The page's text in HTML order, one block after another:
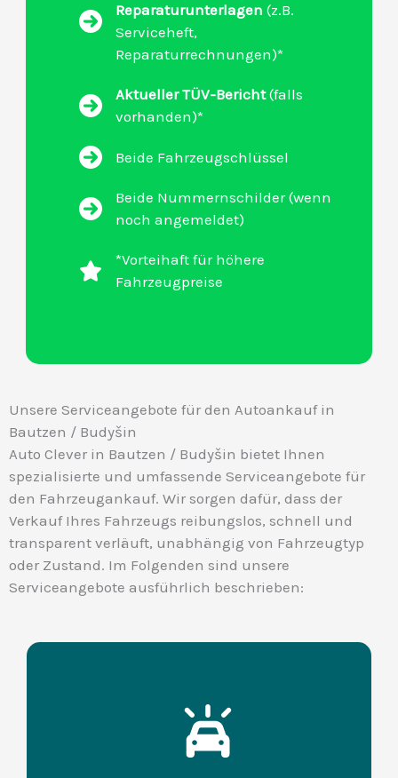
Reparaturunterlagen (z.B.
Serviceheft,
Reparaturrechnungen)*
Aktueller TÜV-Bericht(falls
vorhanden)*
Beide Fahrzeugschlüssel
Beide Nummernschilder (wenn
noch angemeldet)
*Vorteihaft für höhere
Fahrzeugpreise
Unsere Serviceangebote für den Autoankauf in
Bautzen / Budyšin
Auto Clever in Bautzen / Budyšin bietet Ihnen
spezialisierte und umfassende Serviceangebote für
den Fahrzeugankauf. Wir sorgen dafür, dass der
Verkauf Ihres Fahrzeugs reibungslos, schnell und
transparent verläuft, unabhängig von Fahrzeugtyp
oder Zustand. Im Folgenden sind unsere
Serviceangebote ausführlich beschrieben: